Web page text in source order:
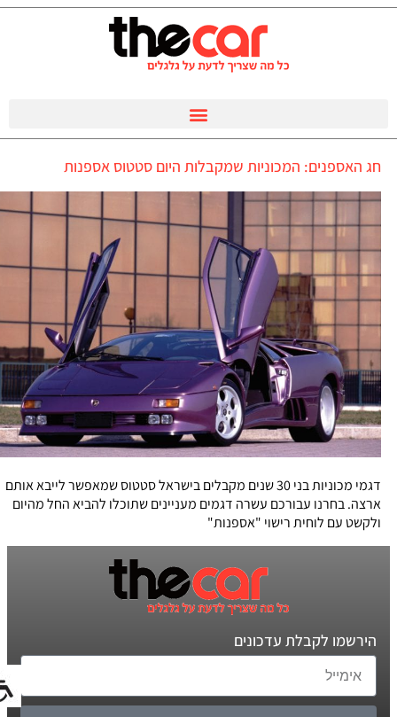
חג האספנים: המכוניות שמקבלות היום סטטוס אספנות
דגמי מכוניות בני 30 שנים מקבלים בישראל סטטוס שמאפשר לייבא אותם
ארצה. בחרנו עבורכם עשרה דגמים מעניינים שתוכלו להביא החל מהיום
ולקשט עם לוחית רישוי "אספנות"
הירשמו לקבלת עדכונים